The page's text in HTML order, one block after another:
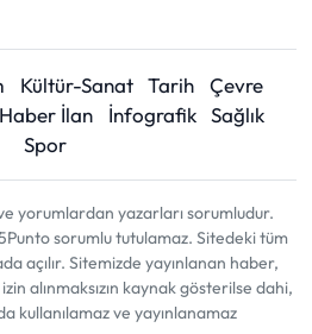
Kültür-Sanat Tarih
Çevre
Haber İlan İnfografik Sağlık
Spor
yorumlardan yazarları sorumludur.
sorumlu tutulamaz. Sitedeki tüm
açılır. Sitemizde yayınlanan haber,
alınmaksızın kaynak gösterilse dahi,
kullanılamaz ve yayınlanamaz